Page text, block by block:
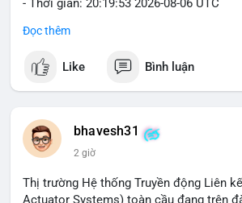
- Thời gian: 20:19:53 2026-08-06 UTC
Nhận định phân tích hành vi của Cá voi
tiền đáng chú ý nhưng chưa đến mức
đang tái phân bổ tài sản giữa các ví
áp lực bán ngắn hạn có thể xuất hiện,
Lời khuyên ngắn gọn cho nhà đầu tư
trọng đòn bẩy. Ngược lại, nếu BTC
Đọc thêm
Like Bình luận
bhavesh31
2 giờ
Thị trường Hệ thống Truyền động Liên
Actuator Systems) toàn cầu đang trên